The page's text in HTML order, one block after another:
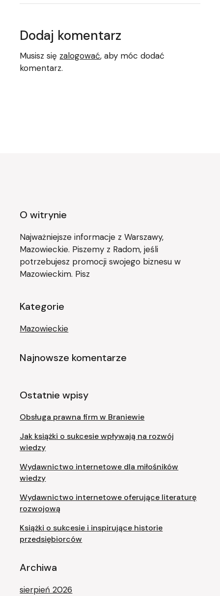
Dodaj komentarz
Musisz się zalogować, aby móc dodać
komentarz.
O witrynie
Najważniejsze informacje z Warszawy,
Mazowieckie. Piszemy z Radom, jeśli
potrzebujesz promocji swojego biznesu w
Mazowieckim. Pisz
Kategorie
Mazowieckie
Najnowsze komentarze
Ostatnie wpisy
Obsługa prawna firm w Braniewie
Jak książki o sukcesie wpływają na rozwój
wiedzy
Wydawnictwo internetowe dla miłośników
wiedzy
Wydawnictwo internetowe oferujące literaturę
rozwojową
Książki o sukcesie i inspirujące historie
przedsiębiorców
Archiwa
sierpień 2026